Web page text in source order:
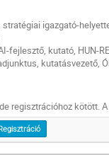
stratégiai igazgató-
fejlesztő, kutató, HUN-
kutatásvezető,
regisztrációhoz kötött.